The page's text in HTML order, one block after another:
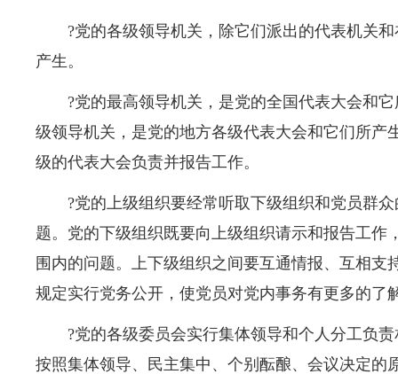
?党的各级领导机关，除它们派出的代表机关
产生。
?党的最高领导机关，是党的全国代表大会和
级领导机关，是党的地方各级代表大会和它们所产
级的代表大会负责并报告工作。
?党的上级组织要经常听取下级组织和党员群
题。党的下级组织既要向上级组织请示和报告工作
围内的问题。上下级组织之间要互通情报、互相支
规定实行党务公开，使党员对党内事务有更多的了
?党的各级委员会实行集体领导和个人分工负
按照集体领导、民主集中、个别酝酿、会议决定的